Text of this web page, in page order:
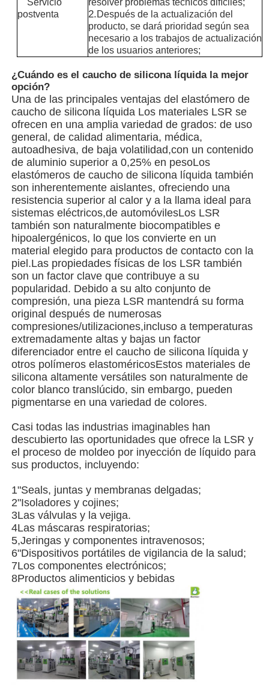
Visita a la fábrica
Control de Calidad
Contacto
noticias
Todos los casos
Solicitar una cotización
Máquina de moldeo por inyección LSR
Máquina de moldeo por inyección de silicona
Sistema de dosificación de la LSR
Máquina de sobremoldeo
Moldeado por inyección de caucho de silicona líquida
moldeado líquido del silicón
Moldeado por inyección de caucho de silicona
postventa
2.Después de la actualización del
producto, se dará prioridad según sea
necesario a los trabajos de actualización
de los usuarios anteriores;
¿Cuándo es el caucho de silicona líquida la mejor
opción?
Una de las principales ventajas del elastómero de
caucho de silicona líquida Los materiales LSR se
ofrecen en una amplia variedad de grados: de uso
general, de calidad alimentaria, médica,
autoadhesiva, de baja volatilidad,con un contenido
de aluminio superior a 0,25% en pesoLos
elastómeros de caucho de silicona líquida también
son inherentemente aislantes, ofreciendo una
resistencia superior al calor y a la llama ideal para
sistemas eléctricos,de automóvilesLos LSR
también son naturalmente biocompatibles e
hipoalergénicos, lo que los convierte en un
material elegido para productos de contacto con la
piel.Las propiedades físicas de los LSR también
son un factor clave que contribuye a su
popularidad. Debido a su alto conjunto de
compresión, una pieza LSR mantendrá su forma
original después de numerosas
compresiones/utilizaciones,incluso a temperaturas
extremadamente altas y bajas un factor
diferenciador entre el caucho de silicona líquida y
otros polímeros elastoméricosEstos materiales de
silicona altamente versátiles son naturalmente de
color blanco translúcido, sin embargo, pueden
pigmentarse en una variedad de colores.
Casi todas las industrias imaginables han
descubierto las oportunidades que ofrece la LSR y
el proceso de moldeo por inyección de líquido para
sus productos, incluyendo:
1"Seals, juntas y membranas delgadas;
2"Isoladores y cojines;
3Las válvulas y la vejiga.
4Las máscaras respiratorias;
5,Jeringas y componentes intravenosos;
6"Dispositivos portátiles de vigilancia de la salud;
7Los componentes electrónicos;
8Productos alimenticios y bebidas